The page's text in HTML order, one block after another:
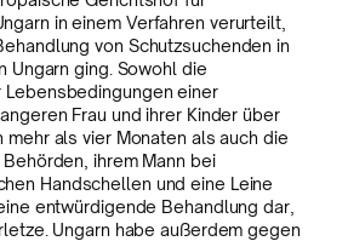
in einem Verfahren verurteilt,
von Schutzsuchenden in
Ungarn ging. Sowohl die
einer
Frau und ihrer Kinder über
mehr als vier Monaten als auch die
ihrem Mann bei
Handschellen und eine Leine
entwürdigende Behandlung dar,
Ungarn habe außerdem gegen